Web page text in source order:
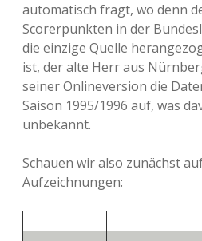
automatisch fragt, wo denn
Scorerpunkten in der
die einzige Quelle
ist, der alte Herr aus
seiner Onlineversion die
Saison 1995/1996 auf, was
unbekannt.
Schauen wir also zunächst
Aufzeichnungen: